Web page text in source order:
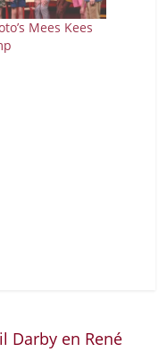
Mees Kees
Darby en René